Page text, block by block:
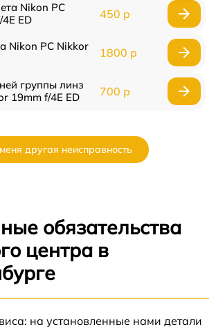
Nikon PC
ED
450 р
Nikon PC Nikkor
1800 р
группы линз
19mm f/4E ED
700 р
другая неисправность
обязательства
центра в
на установленные нами детали